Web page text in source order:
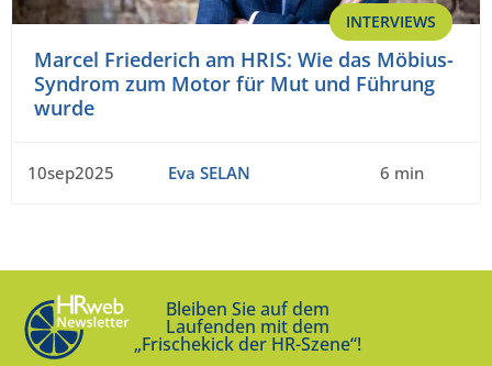
INTERVIEWS
Marcel Friederich am HRIS: Wie das Möbius-
Syndrom zum Motor für Mut und Führung
wurde
10sep2025 Eva SELAN 6 min
Bleiben Sie auf dem
Laufenden mit dem
„Frischekick der HR-Szene“!